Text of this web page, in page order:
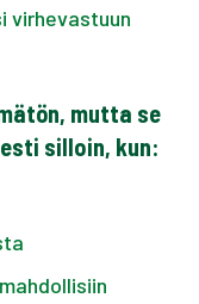
virhevastuun
mutta se
silloin, kun: